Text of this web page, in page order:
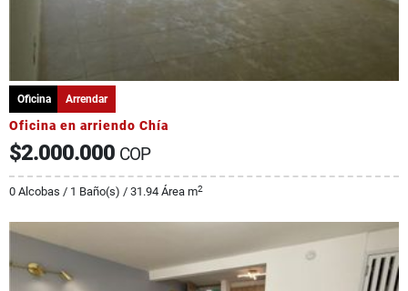
Oficina Arrendar
Oficina en arriendo Chía
$2.000.000 COP
0 Alcobas / 1 Baño(s) / 31.94 Área m2